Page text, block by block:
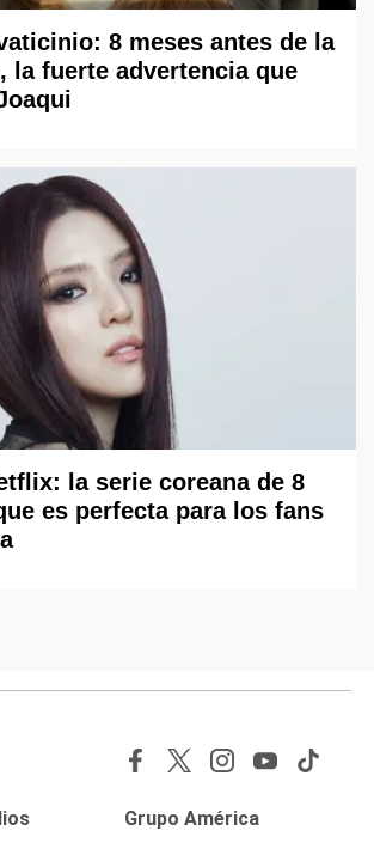
8 meses antes de la
la fuerte advertencia que
la serie coreana de 8
es perfecta para los fans
Grupo América